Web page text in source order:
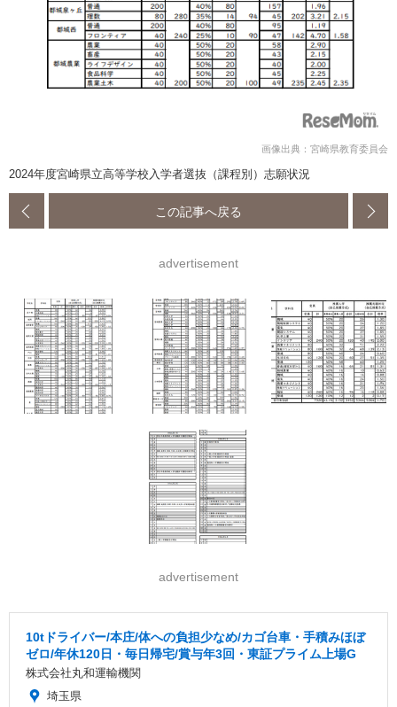
画像出典：宮崎県教育委員会
2024年度宮崎県立高等学校入学者選抜（課程別）志願状況
この記事へ戻る
advertisement
advertisement
10tドライバー/本庄/体への負担少なめ/カゴ台車・手積みほぼ
ゼロ/年休120日・毎日帰宅/賞与年3回・東証プライム上場G
株式会社丸和運輸機関
埼玉県